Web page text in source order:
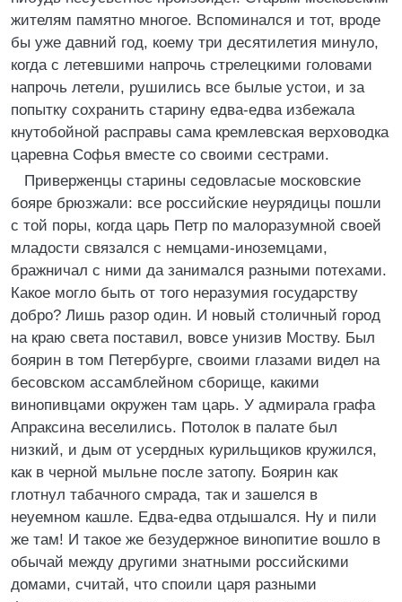
жителям памятно многое. Вспоминался и тот, вроде
бы уже давний год, коему три десятилетия минуло,
когда с летевшими напрочь стрелецкими головами
напрочь летели, рушились все былые устои, и за
попытку сохранить старину едва-едва избежала
кнутобойной расправы сама кремлевская верховодка
царевна Софья вместе со своими сестрами.
Приверженцы старины седовласые московские
бояре брюзжали: все российские неурядицы пошли
с той поры, когда царь Петр по малоразумной своей
младости связался с немцами-иноземцами,
бражничал с ними да занимался разными потехами.
Какое могло быть от того неразумия государству
добро? Лишь разор один. И новый столичный город
на краю света поставил, вовсе унизив Моству. Был
боярин в том Петербурге, своими глазами видел на
бесовском ассамблейном сборище, какими
винопивцами окружен там царь. У адмирала графа
Апраксина веселились. Потолок в палате был
низкий, и дым от усердных курильщиков кружился,
как в черной мыльне после затопу. Боярин как
глотнул табачного смрада, так и зашелся в
неуемном кашле. Едва-едва отдышался. Ну и пили
же там! И такое же безудержное винопитие вошло в
обычай между другими знатными российскими
домами, считай, что споили царя разными